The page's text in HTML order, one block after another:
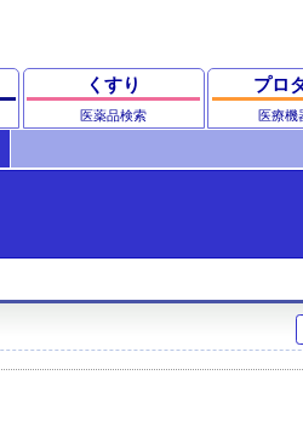
くすり
医薬品検索
プロ
医療機